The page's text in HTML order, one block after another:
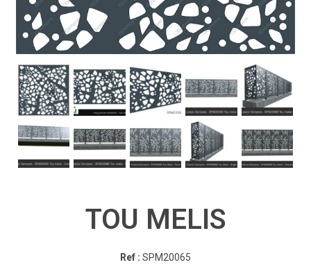
TOU MELIS
Ref : SPM20065